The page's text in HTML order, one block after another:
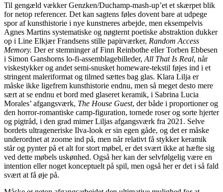
Til gengæld vækker Genzken/Duchamp-mash-up’et et skærpet blik
for netop referencer. Det kan sagtens føles dovent bare at udpege
spor af kunsthistorie i nye kunstneres arbejde, men eksempelvis
Agnes Martins systematiske og nøgternt poetiske abstraktion dukker
op i Line Elkjær Frandsens stille papirværker, Random Access
Memory. Der er stemninger af Finn Reinbothe eller Torben Ebbesen
i Simon Ganshorns lo-fi-assemblagebilleder, All That Is Real, når
viskestykker og andet semi-snusket homeware-tekstil føjes ind i et
stringent maleriformat og tilmed sættes bag glas. Klara Lilja er
måske ikke ligefrem kunsthistorie endnu, men så meget desto mere
sært at se endnu et bord med glaseret keramik, i Sabrina Lucia
Morales’ afgangsværk, The House Guest, der både i proportioner og
den horror-romantiske camp-figuration, tornede roser og sorte hjerter
og pigtråd, i den grad mimer Liljas afgangsværk fra 2021. Selve
bordets ultrageneriske Ilva-look er sin egen gåde, og det er måske
underordnet at zoome ind på, men når relativt få stykker keramik
står og pynter på et alt for stort møbel, er det svært ikke at hæfte sig
ved dette møbels uskønhed. Også her kan der selvfølgelig være en
intention eller noget konceptuelt på spil, men også her er det i så fald
svært at få øje på.